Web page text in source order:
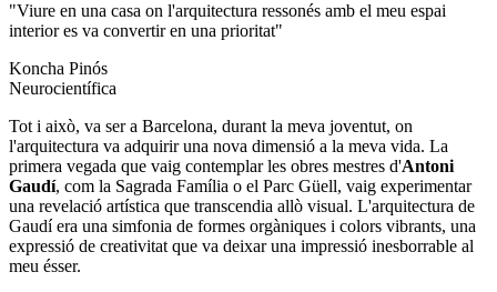
"Viure en una casa on l'arquitectura ressonés amb el meu espai
interior es va convertir en una prioritat"
Koncha Pinós
Neurocientífica
Tot i això, va ser a Barcelona, ​​durant la meva joventut, on
l'arquitectura va adquirir una nova dimensió a la meva vida. La
primera vegada que vaig contemplar les obres mestres d'Antoni
Gaudí, com la Sagrada Família o el Parc Güell, vaig experimentar
una revelació artística que transcendia allò visual. L'arquitectura de
Gaudí era una simfonia de formes orgàniques i colors vibrants, una
expressió de creativitat que va deixar una impressió inesborrable al
meu ésser.